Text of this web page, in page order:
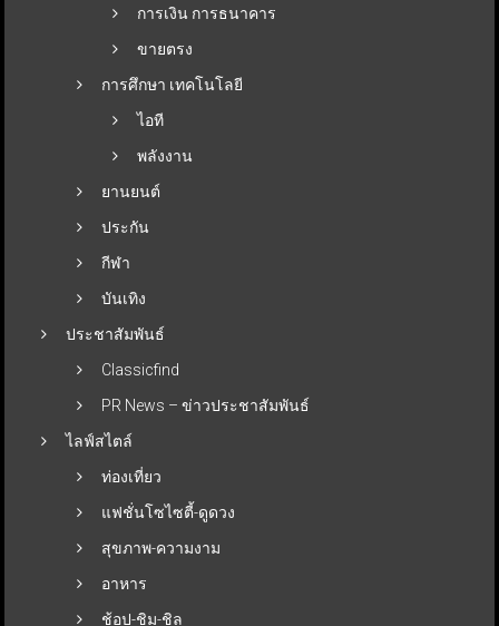
การเงิน การธนาคาร
ขายตรง
การศึกษา เทคโนโลยี
ไอที
พลังงาน
ยานยนต์
ประกัน
กีฬา
บันเทิง
ประชาสัมพันธ์
Classicfind
PR News – ข่าวประชาสัมพันธ์
ไลฟ์สไตล์
ท่องเที่ยว
แฟชั่นโซไซตี้-ดูดวง
สุขภาพ-ความงาม
อาหาร
ช้อป-ชิม-ชิล